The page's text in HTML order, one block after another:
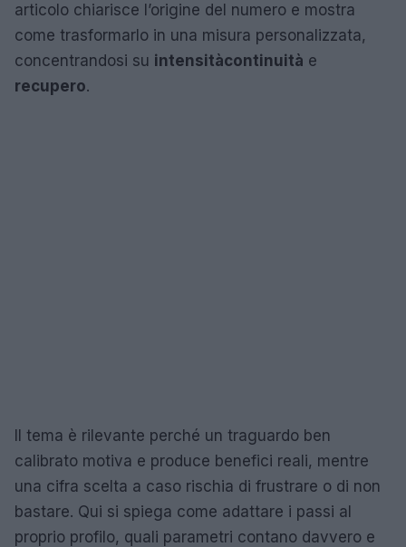
articolo chiarisce l’origine del numero e mostra
come trasformarlo in una misura personalizzata,
concentrandosi su intensitàcontinuità e
recupero.
Il tema è rilevante perché un traguardo ben
calibrato motiva e produce benefici reali, mentre
una cifra scelta a caso rischia di frustrare o di non
bastare. Qui si spiega come adattare i passi al
proprio profilo, quali parametri contano davvero e